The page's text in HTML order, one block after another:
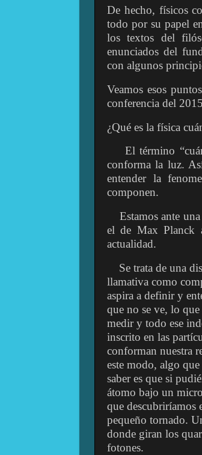
De hecho, físicos
todo por su papel
los textos del
enunciados del
con algunos
Veamos esos
conferencia del
¿Qué es la física
El término
conforma la luz.
entender la
componen.
Estamos ante
el de Max Planck
actualidad.
Se trata de una
llamativa como
aspira a definir y
que no se ve, lo que
medir y todo ese
inscrito en las
conforman nuestra
este modo, algo
saber es que si
átomo bajo un
que descubriríamos
pequeño tornado.
donde giran los
fotones.